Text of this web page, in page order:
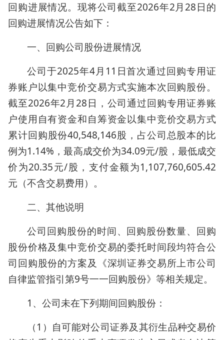
回购进展情况。现将公司截至2026年2月28日的
回购进展情况公告如下：
一、回购公司股份进展情况
公司于2025年4月11日首次通过回购专用证
券账户以集中竞价交易方式实施本次回购股份。
截至2026年2月28日，公司通过回购专用证券账
户使用自有资金和自筹资金以集中竞价交易方式
累计回购股份40,548,146股，占公司总股本的比
例为1.14%，最高成交价为34.09元/股，最低成交
价为20.35元/股，支付金额为1,107,760,605.42
元（不含交易费用）。
二、其他说明
公司回购股份的时间、回购股份数量、回购
股份价格及集中竞价交易的委托时间段均符合公
司回购股份的方案及《深圳证券交易所上市公司
自律监管指引第9号一一回购股份》等相关规定。
1、公司未在下列期间回购股份：
（1）自可能对公司证券及其衍生品种交易价